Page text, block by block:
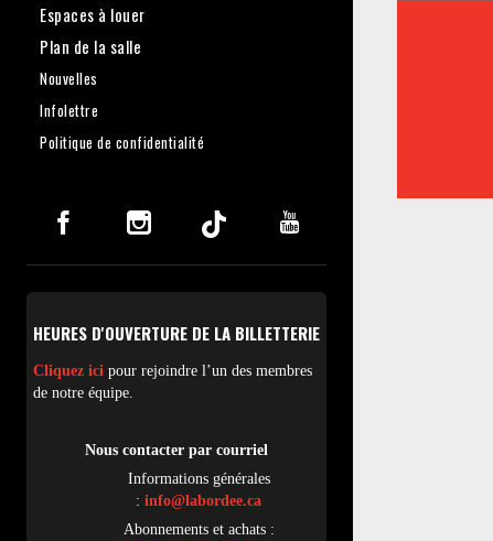
Espaces à louer
Plan de la salle
Nouvelles
Infolettre
Politique de confidentialité
HEURES D'OUVERTURE DE LA BILLETTERIE
Cliquez ici pour rejoindre l’un des membres
de notre équipe.
Nous contacter par courriel
Informations générales
: info@labordee.ca
Abonnements et achats :